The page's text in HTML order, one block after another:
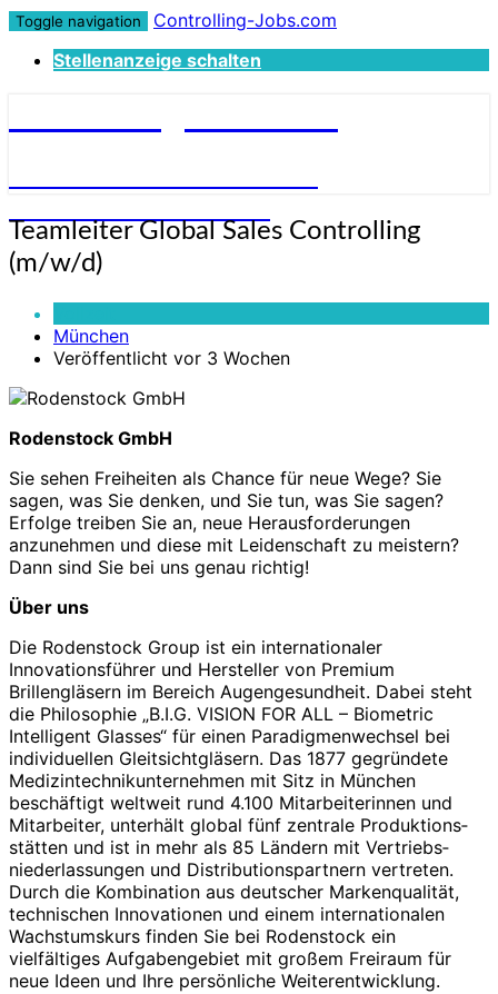
Toggle navigation
Controlling-Jobs.com
Stellenanzeige schalten
Teamleiter
Global
Sales
(m/w/d)
Teamleiter Global Sales Controlling
(m/w/d)
München
Veröffentlicht vor 3 Wochen
Rodenstock GmbH
Sie sehen Freiheiten als Chance für neue Wege? Sie
sagen, was Sie denken, und Sie tun, was Sie sagen?
Erfolge treiben Sie an, neue Herausforderungen
anzunehmen und diese mit Leidenschaft zu meistern?
Dann sind Sie bei uns genau richtig!
Über uns
Die Rodenstock Group ist ein internationaler
Innovationsführer und Hersteller von Premium
Brillengläsern im Bereich Augengesundheit. Dabei steht
die Philosophie „B.I.G. VISION FOR ALL – Biometric
Intelligent Glasses“ für einen Paradigmen­wechsel bei
individuellen Gleitsicht­gläsern. Das 1877 gegründete
Medizin­technik­unter­nehmen mit Sitz in München
beschäftigt weltweit rund 4.100 Mitarbeiterinnen und
Mitarbeiter, unterhält global fünf zentrale Produktions­
stätten und ist in mehr als 85 Ländern mit Vertriebs­
niederlassungen und Distributions­partnern vertreten.
Durch die Kombination aus deutscher Markenqualität,
technischen Innovationen und einem internationalen
Wachstumskurs finden Sie bei Rodenstock ein
vielfältiges Aufgabengebiet mit großem Freiraum für
neue Ideen und Ihre persönliche Weiterentwicklung.